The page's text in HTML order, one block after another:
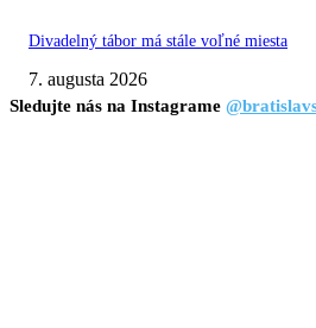
Divadelný tábor má stále voľné miesta
7. augusta 2026
Sledujte nás na Instagrame